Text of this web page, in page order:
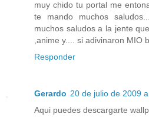
muy chido tu portal me
te mando muchos
muchos saludos a la jente
,anime y.... si adivinaron MIO
Responder
Gerardo 20 de julio de 2009
Aqui puedes descargarte